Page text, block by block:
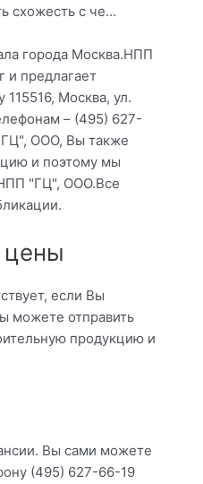
схожесть с че…
города Москва.НПП
и предлагает
Москва, ул.
– (495) 627-
ООО, Вы также
и поэтому мы
"ГЦ", ООО.Все
если Вы
можете отправить
продукцию и
Вы сами можете
(495) 627-66-19